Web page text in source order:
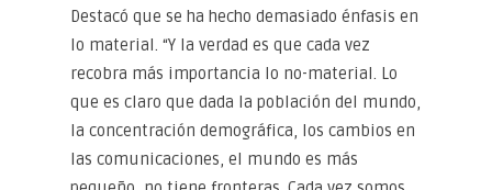
Destacó que se ha hecho demasiado énfasis en
lo material. “Y la verdad es que cada vez
recobra más importancia lo no-material. Lo
que es claro que dada la población del mundo,
la concentración demográfica, los cambios en
las comunicaciones, el mundo es más